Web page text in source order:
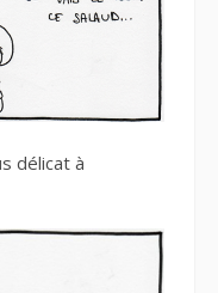
délicat à